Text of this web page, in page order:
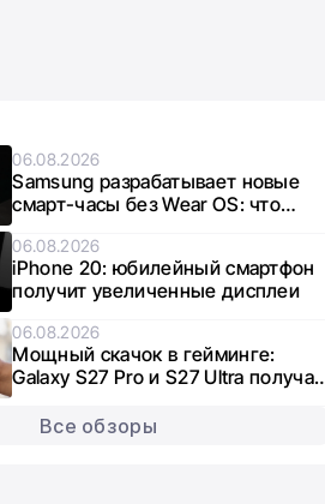
06.08.2026
Samsung разрабатывает новые
смарт-часы без Wear OS: что
06.08.2026
iPhone 20: юбилейный смартфон
получит увеличенные дисплеи
06.08.2026
Мощный скачок в гейминге:
Galaxy S27 Pro и S27 Ultra получат
Все обзоры